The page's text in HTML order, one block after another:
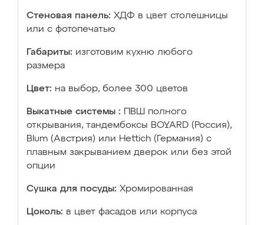
Стеновая панель: ХДФ в цвет столешницы
или с фотопечатью
Габариты: изготовим кухню любого
размера
Цвет: на выбор, более 300 цветов
Выкатные системы :
ПВШ полного
открывания, тандембоксы BOYARD (Россия),
Blum (Австрия) или Hettich (Германия) с
плавным закрыванием дверок или без этой
опции
Сушка для посуды: Хромированная
Цоколь: в цвет фасадов или корпуса